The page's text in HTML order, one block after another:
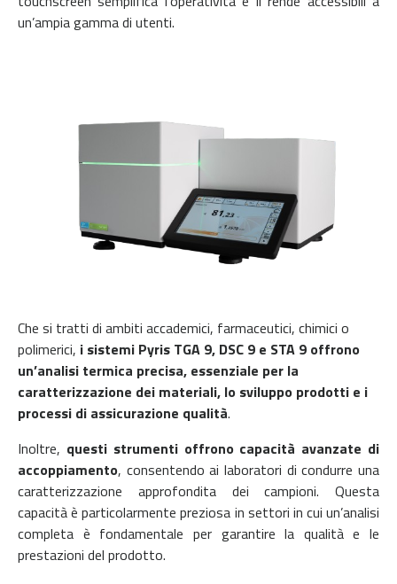
un’ampia gamma di utenti.
Che si tratti di ambiti accademici, farmaceutici, chimici o
polimerici, i sistemi Pyris TGA 9, DSC 9 e STA 9 offrono
un’analisi termica precisa, essenziale per la
caratterizzazione dei materiali, lo sviluppo prodotti e i
processi di assicurazione qualità.
Inoltre, questi strumenti offrono capacità avanzate di
accoppiamento, consentendo ai laboratori di condurre una
caratterizzazione approfondita dei campioni. Questa
capacità è particolarmente preziosa in settori in cui un’analisi
completa è fondamentale per garantire la qualità e le
prestazioni del prodotto.